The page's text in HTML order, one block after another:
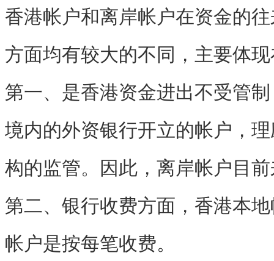
香港帐户和离岸帐户在资金的
方面均有较大的不同，主要体
第一、是香港资金进出不受管
境内的外资银行开立的帐户，
构的监管。因此，离岸帐户目
第二、银行收费方面，香港本
帐户是按每笔收费。